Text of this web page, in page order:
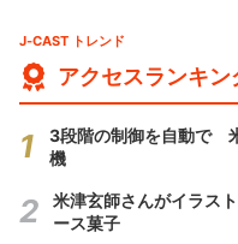
J-CAST トレンド
アクセスランキン
3段階の制御を自動で
機
米津玄師さんがイラス
ース菓子